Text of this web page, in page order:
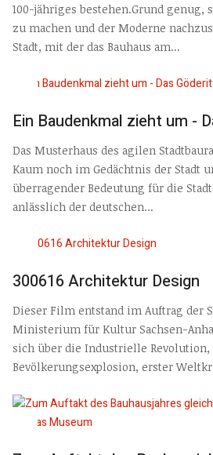
100-jähriges bestehen.Grund genug,
zu machen und der Moderne
Stadt, mit der das Bauhaus am...
Ein Baudenkmal zieht um -
Das Musterhaus des agilen
Kaum noch im Gedächtnis der Stadt
überragender Bedeutung für die
anlässlich der deutschen...
300616 Architektur Design
Dieser Film entstand im Auftrag der
Ministerium für Kultur Sachsen-
sich über die Industrielle Revolution,
Bevölkerungsexplosion, erster